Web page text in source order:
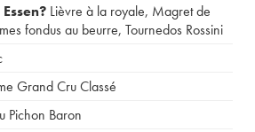
Lièvre à la royale, Magret de
fondus au beurre, Tournedos Rossini
Grand Cru Classé
Pichon Baron